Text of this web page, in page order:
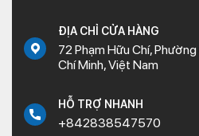
ĐỊA CHỈ CỬA HÀNG
72 Phạm Hữu Chí,
Chí Minh, Việt Nam
HỖ TRỢ NHANH
+842838547570